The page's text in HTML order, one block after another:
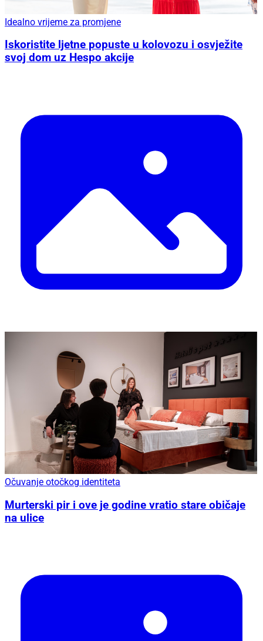
Idealno vrijeme za promjene
Iskoristite ljetne popuste u kolovozu i osvježite
svoj dom uz Hespo akcije
Očuvanje otočkog identiteta
Murterski pir i ove je godine vratio stare običaje
na ulice